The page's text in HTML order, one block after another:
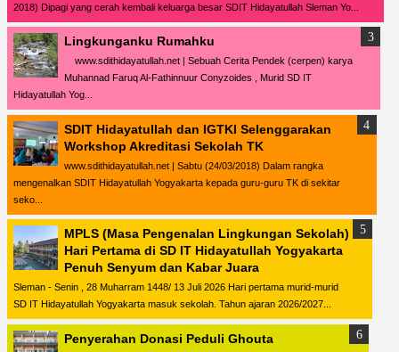
2018) Dipagi yang cerah kembali keluarga besar SDIT Hidayatullah Sleman Yo...
Lingkunganku Rumahku
www.sdithidayatullah.net | Sebuah Cerita Pendek (cerpen) karya
Muhannad Faruq Al-Fathinnuur Conyzoides , Murid SD IT
Hidayatullah Yog...
SDIT Hidayatullah dan IGTKI Selenggarakan
Workshop Akreditasi Sekolah TK
www.sdithidayatullah.net | Sabtu (24/03/2018) Dalam rangka
mengenalkan SDIT Hidayatullah Yogyakarta kepada guru-guru TK di sekitar
seko...
MPLS (Masa Pengenalan Lingkungan Sekolah)
Hari Pertama di SD IT Hidayatullah Yogyakarta
Penuh Senyum dan Kabar Juara
Sleman - Senin , 28 Muharram 1448/ 13 Juli 2026 Hari pertama murid-murid
SD IT Hidayatullah Yogyakarta masuk sekolah. Tahun ajaran 2026/2027...
Penyerahan Donasi Peduli Ghouta